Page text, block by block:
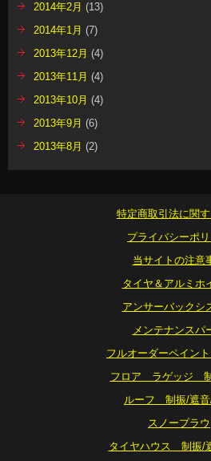
2014年2月 (13)
2014年1月 (7)
2013年12月 (4)
2013年11月 (4)
2013年10月 (4)
2013年9月 (6)
2013年8月 (2)
特定商取引法に関
プライバシーポ
当サイトの注意
タイヤ＆アルミホ
アンサーバックシ
メンテナンスパ
フルオーダーペイン
フロア ラゲッジ
ルーフ 制振/遮
スノープラウ
タイヤハウス 制振/